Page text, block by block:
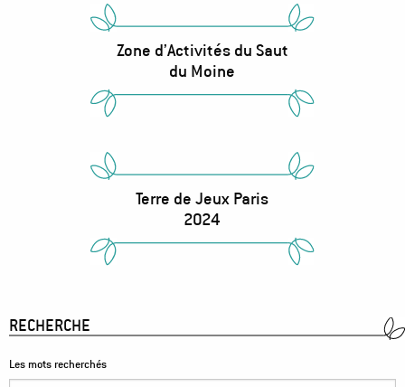
Zone d’Activités du Saut
du Moine
Terre de Jeux Paris
2024
RECHERCHE
Les mots recherchés